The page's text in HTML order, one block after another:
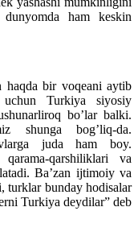
ham keskin
haqda bir voqeani aytib
Turkiya siyosiy
bo’lar balki.
shunga bog’liq-da.
juda ham boy.
qarshiliklari va
Ba’zan ijtimoiy va
turklar bunday hodisalar
Turkiya deydilar” deb